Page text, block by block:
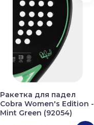
Ракетка для падел
Cobra Women's Edition -
Mint Green (92054)